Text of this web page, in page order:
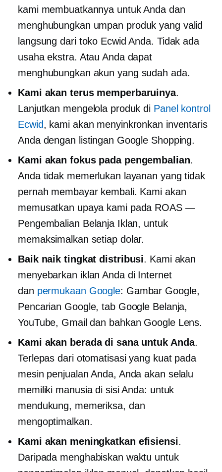
kami membuatkannya untuk Anda dan
menghubungkan umpan produk yang valid
langsung dari toko Ecwid Anda. Tidak ada
usaha ekstra. Atau Anda dapat
menghubungkan akun yang sudah ada.
Kami akan terus memperbaruinya.
Lanjutkan mengelola produk di Panel kontrol
Ecwid, kami akan menyinkronkan inventaris
Anda dengan listingan Google Shopping.
Kami akan fokus pada pengembalian.
Anda tidak memerlukan layanan yang tidak
pernah membayar kembali. Kami akan
memusatkan upaya kami pada ROAS —
Pengembalian Belanja Iklan, untuk
memaksimalkan setiap dolar.
Baik naik tingkat distribusi. Kami akan
menyebarkan iklan Anda di Internet
dan permukaan Google: Gambar Google,
Pencarian Google, tab Google Belanja,
YouTube, Gmail dan bahkan Google Lens.
Kami akan berada di sana untuk Anda.
Terlepas dari otomatisasi yang kuat pada
mesin penjualan Anda, Anda akan selalu
memiliki manusia di sisi Anda: untuk
mendukung, memeriksa, dan
mengoptimalkan.
Kami akan meningkatkan efisiensi.
Daripada menghabiskan waktu untuk